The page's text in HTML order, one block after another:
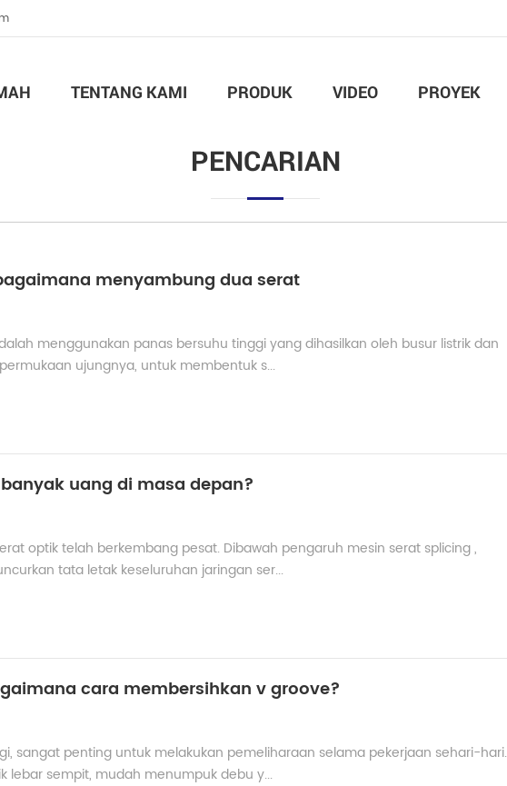
TENTANG KAMI PRODUK VIDEO PROYEK
PENCARIAN
menyambung dua serat
menggunakan panas bersuhu tinggi yang dihasilkan oleh busur listrik dan
ujungnya, untuk membentuk s...
uang di masa depan?
optik telah berkembang pesat. Dibawah pengaruh mesin serat splicing ,
tata letak keseluruhan jaringan ser...
cara membersihkan v groove?
sangat penting untuk melakukan pemeliharaan selama pekerjaan sehari-hari.
lebar sempit, mudah menumpuk debu y...